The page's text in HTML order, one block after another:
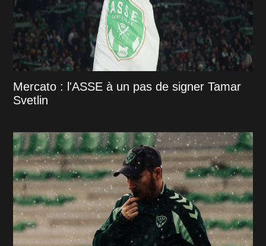
Mercato : l'ASSE à un pas de signer Tamar
Svetlin